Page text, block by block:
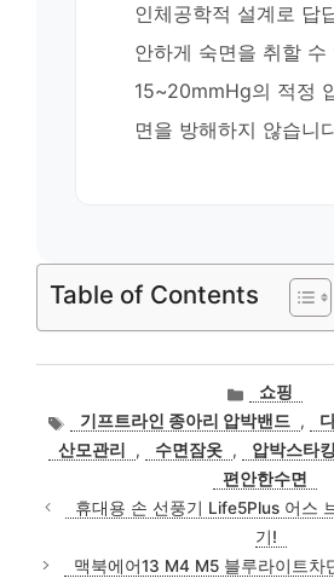
인체공학적 설계로 답
안하게 숙면을 취할 수
15~20mmHg의 적정
면을 방해하지 않습니
Table of Contents
카
테
고
리
쇼핑
태
그
기프트라인 종아리 압박밴드 ,
산모관리
, 수면잠옷 , 압박스타킹
편안한수면
휴대용 손 선풍기 Life5Plus 어스
기!
맥북에어13 M4 M5 블루라이트차